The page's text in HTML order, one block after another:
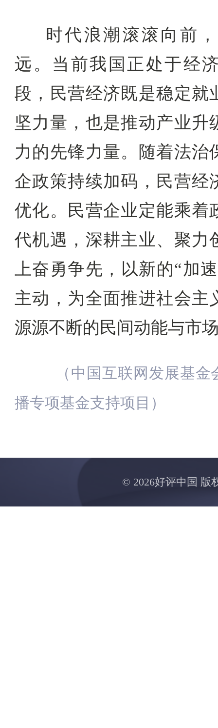
时代浪潮滚滚向前
远。当前我国正处于经
段，民营经济既是稳定就
坚力量，也是推动产业升
力的先锋力量。随着法治
企政策持续加码，民营经
优化。民营企业定能乘着
代机遇，深耕主业、聚力
上奋勇争先，以新的“加
主动，为全面推进社会主
源源不断的民间动能与市
（中国互联网发展基
播专项基金支持项目）
© 2026好评中国 版